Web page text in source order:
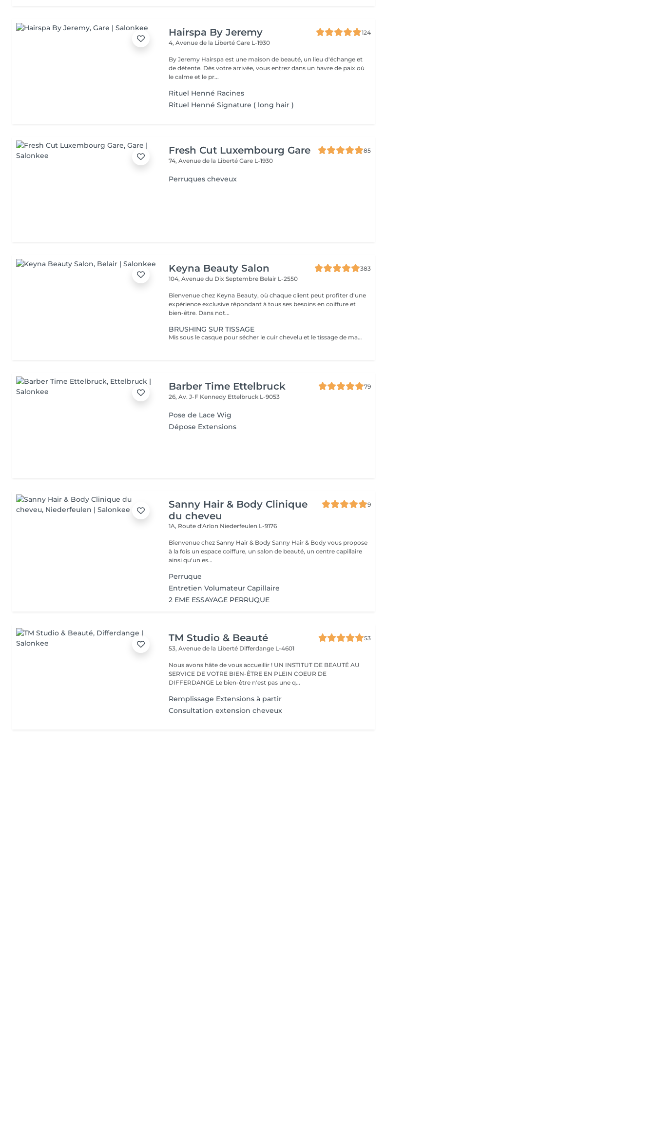
Hairspa By Jeremy
124
4, Avenue de la LibertéGare L-1930
By Jeremy Hairspa est une maison de beauté, un lieu d'échange et
de détente. Dès votre arrivée, vous entrez dans un havre de paix où
le calme et le pr...
Rituel Henné Racines
Rituel Henné Signature ( long hair )
Fresh Cut Luxembourg Gare
85
74, Avenue de la LibertéGare L-1930
Perruques cheveux
Keyna Beauty Salon
383
104, Avenue du Dix Septembre Belair L-2550
Bienvenue chez Keyna Beauty, où chaque client peut profiter d'une
expérience exclusive répondant à tous ses besoins en coiffure et
bien-être. Dans not...
BRUSHING SUR TISSAGE
Mis sous le casque pour sécher le cuir chevelu et le tissage de manière efficace et confortable. Un diagnostic sur mesure + shampooing nourrissant, masque hydratant ,coiffage sérum et fixation finale. Important: cheveux sans tresse ni noeuds à l'arrivée; tout noeuds ou tressage entraîne l'annulation et 50% de la prestation est retenu. Toute arrivée retardée de 15-30 minutes ou plus entraînera l'annulation automatique du rendez-vous.
Barber Time Ettelbruck
79
26, Av. J-F Kennedy Ettelbruck L-9053
Pose de Lace Wig
Dépose Extensions
Sanny Hair & Body Clinique
du cheveu
9
1A, Route d'Arlon Niederfeulen L-9176
Bienvenue chez Sanny Hair & Body Sanny Hair & Body vous propose
à la fois un espace coiffure, un salon de beauté, un centre capillaire
ainsi qu'un es...
Perruque
Entretien Volumateur Capillaire
2 EME ESSAYAGE PERRUQUE
TM Studio & Beauté
53
53, Avenue de la Liberté Differdange L-4601
Nous avons hâte de vous accueillir ! UN INSTITUT DE BEAUTÉ AU
SERVICE DE VOTRE BIEN-ÊTRE EN PLEIN COEUR DE
DIFFERDANGE Le bien-être n'est pas une q...
Remplissage Extensions à partir
Consultation extension cheveux